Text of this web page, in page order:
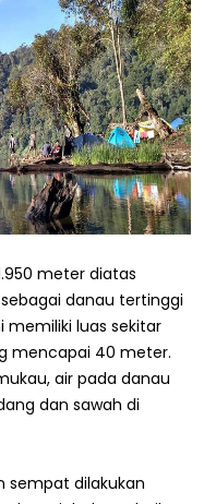
meter diatas
danau tertinggi
memiliki luas sekitar
mencapai 40 meter.
air pada danau
dan sawah di
sempat dilakukan